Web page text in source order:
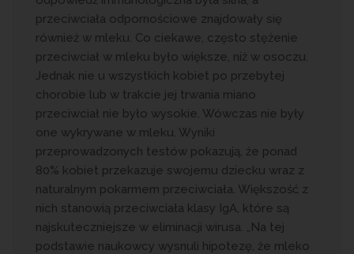
przeciwciała odpornościowe znajdowały się
również w mleku. Co ciekawe, często stężenie
przeciwciał w mleku było większe, niż w osoczu.
Jednak nie u wszystkich kobiet po przebytej
chorobie lub w trakcie jej trwania miano
przeciwciał nie było wysokie. Wówczas nie były
one wykrywane w mleku. Wyniki
przeprowadzonych testów pokazują, że ponad
80% kobiet przekazuje swojemu dziecku wraz z
naturalnym pokarmem przeciwciała. Większość z
nich stanowią przeciwciała klasy IgA, które są
najskuteczniejsze w eliminacji wirusa. „Na tej
podstawie naukowcy wysnuli hipotezę, że mleko